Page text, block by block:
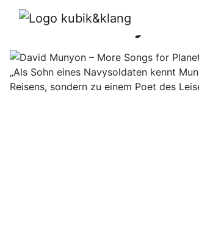
David Munyon
„Als Sohn eines Navysoldaten kennt
Reisens, sondern zu einem Poet des